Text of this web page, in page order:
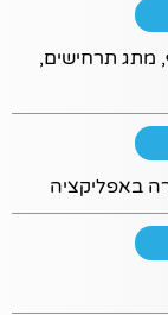
מתג תרחישים,
באפליקציה
י
–